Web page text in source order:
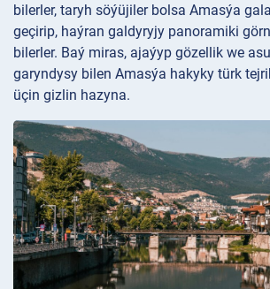
bilerler, taryh söýüjiler bolsa Amasýa
geçirip, haýran galdyryjy panoramiki
bilerler. Baý miras, ajaýyp gözellik we
garyndysy bilen Amasýa hakyky türk
üçin gizlin hazyna.